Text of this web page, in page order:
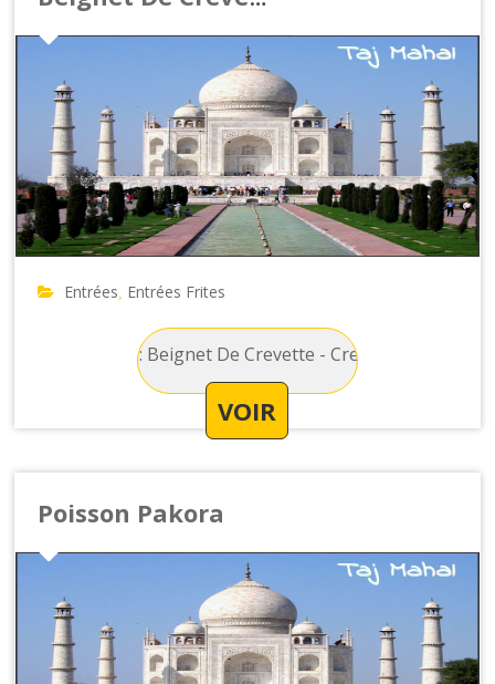
Entrées Entrées Frites
Frites : Beignet De Crevette - Crevette enrobée de
VOIR
Poisson Pakora